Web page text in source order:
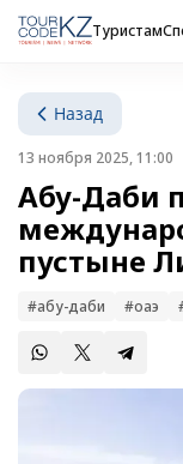
Туристам
Назад
13 ноября 2025, 11:00
Абу-Даби
пустыне
#абу-даби #оаэ